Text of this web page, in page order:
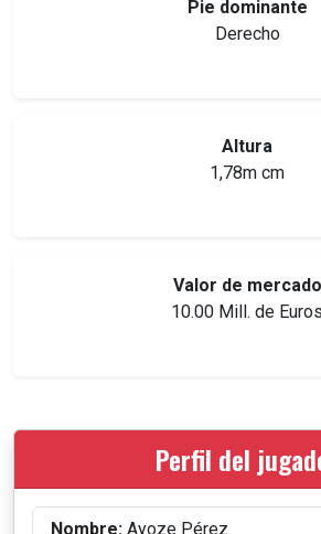
Pie dominante
Derecho
Altura
1,78m cm
Valor de mercado
10.00 Mill. de Euros
Perfil del
Nombre: Ayoze Pérez